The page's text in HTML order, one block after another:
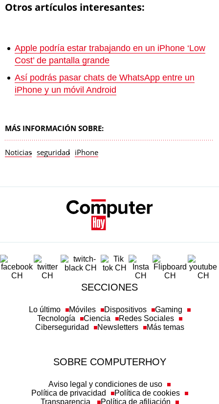
Otros artículos interesantes:
Apple podría estar trabajando en un iPhone ‘Low
Cost’ de pantalla grande
Así podrás pasar chats de WhatsApp entre un
iPhone y un móvil Android
MÁS INFORMACIÓN SOBRE:
Noticias seguridad iPhone
SECCIONES
Lo último Móviles Dispositivos
Gaming
Tecnología
Ciencia
Redes Sociales
Ciberseguridad
Newsletters Más temas
SOBRE COMPUTERHOY
Aviso legal y condiciones de uso
Política de privacidad
Política de cookies
Transparencia
Política de afiliación